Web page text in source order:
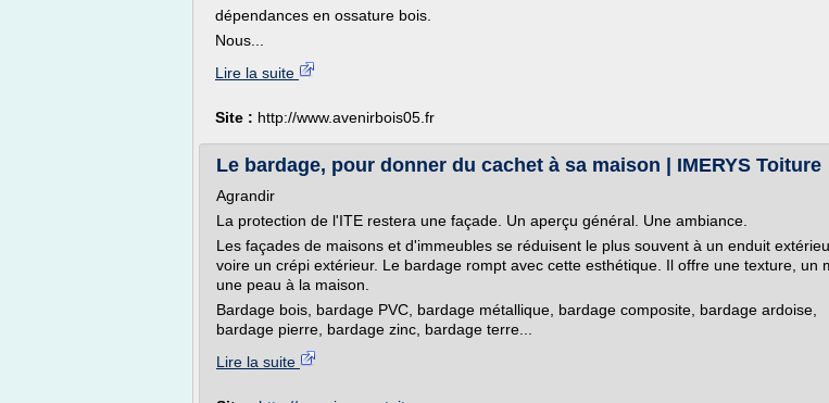
dépendances en ossature bois.
Nous...
Lire la suite
Site : http://www.avenirbois05.fr
Le bardage, pour donner du cachet à sa maison | IMERYS Toiture
Agrandir
La protection de l'ITE restera une façade. Un aperçu général. Une ambiance.
Les façades de maisons et d'immeubles se réduisent le plus souvent à un enduit
voire un crépi extérieur. Le bardage rompt avec cette esthétique. Il offre une texture, un
une peau à la maison.
Bardage bois, bardage PVC, bardage métallique, bardage composite, bardage ardoise,
bardage pierre, bardage zinc, bardage terre...
Lire la suite